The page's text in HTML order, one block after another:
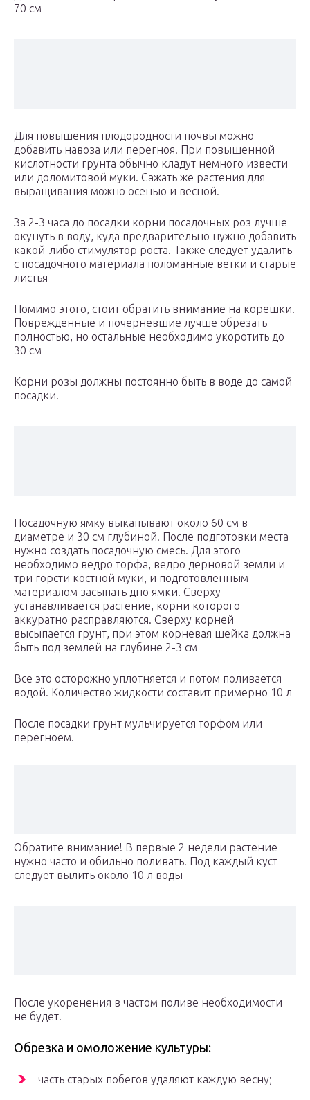
70 см
Для повышения плодородности почвы можно
добавить навоза или перегноя. При повышенной
кислотности грунта обычно кладут немного извести
или доломитовой муки. Сажать же растения для
выращивания можно осенью и весной.
За 2-3 часа до посадки корни посадочных роз лучше
окунуть в воду, куда предварительно нужно добавить
какой-либо стимулятор роста. Также следует удалить
с посадочного материала поломанные ветки и старые
листья
Помимо этого, стоит обратить внимание на корешки.
Поврежденные и почерневшие лучше обрезать
полностью, но остальные необходимо укоротить до
30 см
Корни розы должны постоянно быть в воде до самой
посадки.
Посадочную ямку выкапывают около 60 см в
диаметре и 30 см глубиной. После подготовки места
нужно создать посадочную смесь. Для этого
необходимо ведро торфа, ведро дерновой земли и
три горсти костной муки, и подготовленным
материалом засыпать дно ямки. Сверху
устанавливается растение, корни которого
аккуратно расправляются. Сверху корней
высыпается грунт, при этом корневая шейка должна
быть под землей на глубине 2-3 см
Все это осторожно уплотняется и потом поливается
водой. Количество жидкости составит примерно 10 л
После посадки грунт мульчируется торфом или
перегноем.
Обратите внимание! В первые 2 недели растение
нужно часто и обильно поливать. Под каждый куст
следует вылить около 10 л воды
После укоренения в частом поливе необходимости
не будет.
Обрезка и омоложение культуры:
часть старых побегов удаляют каждую весну;